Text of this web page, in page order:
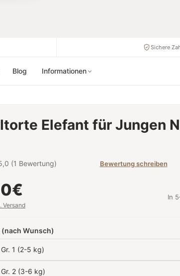
Sichere
Blog Informationen
Elefant für Jungen
(1 Bewertung) Bewertung schreiben
Versand
In
Wunsch)
1 (2-5 kg)
2 (3-6 kg)